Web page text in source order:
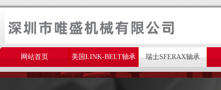
网站首页 美国LINK-BELT轴承 瑞士SFERAX轴承
美国THOMSON轴承